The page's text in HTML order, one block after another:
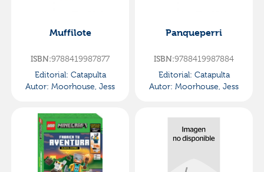
Muffilote
ISBN:9788419987877
Editorial: Catapulta
Autor: Moorhouse, Jess
Panqueperri
ISBN:9788419987884
Editorial: Catapulta
Autor: Moorhouse, Jess